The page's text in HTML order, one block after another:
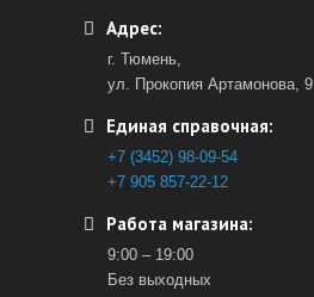
Адрес:
г. Тюмень,
ул. Прокопия Артамонова, 9
Единая справочная:
+7 (3452) 98-09-54
+7 905 857-22-12
Работа магазина:
9:00 – 19:00
Без выходных